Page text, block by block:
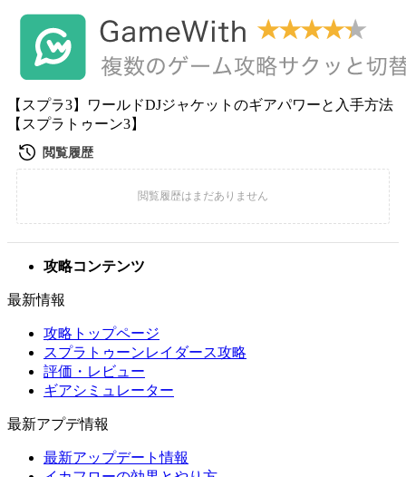
【スプラ3】ワールドDJジャケットのギアパワーと入手方法
【スプラトゥーン3】
攻略コンテンツ
最新情報
攻略トップページ
スプラトゥーンレイダース攻略
評価・レビュー
ギアシミュレーター
最新アプデ情報
最新アップデート情報